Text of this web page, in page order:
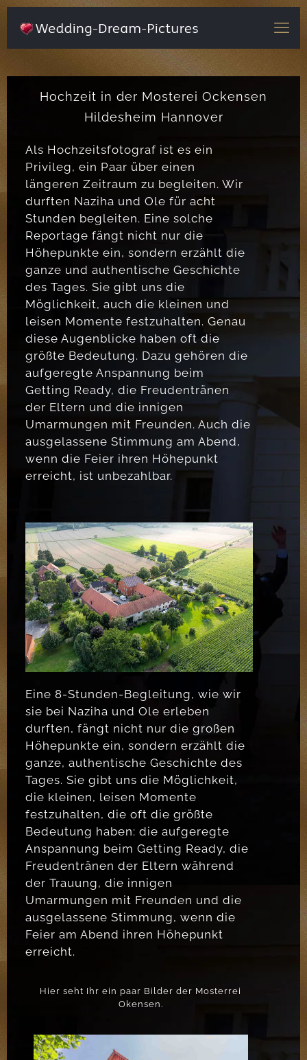
Hochzeit in der Mosterei Ockensen
Hildesheim Hannover
Als Hochzeitsfotograf ist es ein
Privileg, ein Paar über einen
längeren Zeitraum zu begleiten. Wir
durften Naziha und Ole für acht
Stunden begleiten. Eine solche
Reportage fängt nicht nur die
Höhepunkte ein, sondern erzählt die
ganze und authentische Geschichte
des Tages. Sie gibt uns die
Möglichkeit, auch die kleinen und
leisen Momente festzuhalten. Genau
diese Augenblicke haben oft die
größte Bedeutung. Dazu gehören die
aufgeregte Anspannung beim
Getting Ready, die Freudentränen
der Eltern und die innigen
Umarmungen mit Freunden. Auch die
ausgelassene Stimmung am Abend,
wenn die Feier ihren Höhepunkt
erreicht, ist unbezahlbar.
Eine 8-Stunden-Begleitung, wie wir
sie bei Naziha und Ole erleben
durften, fängt nicht nur die großen
Höhepunkte ein, sondern erzählt die
ganze, authentische Geschichte des
Tages. Sie gibt uns die Möglichkeit,
die kleinen, leisen Momente
festzuhalten, die oft die größte
Bedeutung haben: die aufgeregte
Anspannung beim Getting Ready, die
Freudentränen der Eltern während
der Trauung, die innigen
Umarmungen mit Freunden und die
ausgelassene Stimmung, wenn die
Feier am Abend ihren Höhepunkt
erreicht.
Hier seht Ihr ein paar Bilder der Mosterrei
Okensen.